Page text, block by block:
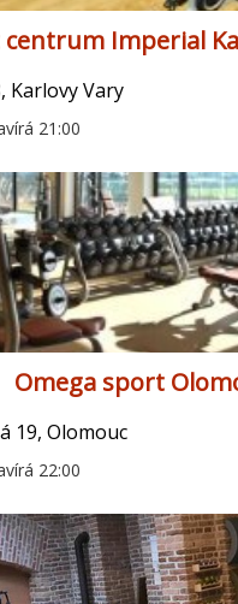
Imperial
Karlovy Vary
21:00
Omega sport
19, Olomouc
22:00